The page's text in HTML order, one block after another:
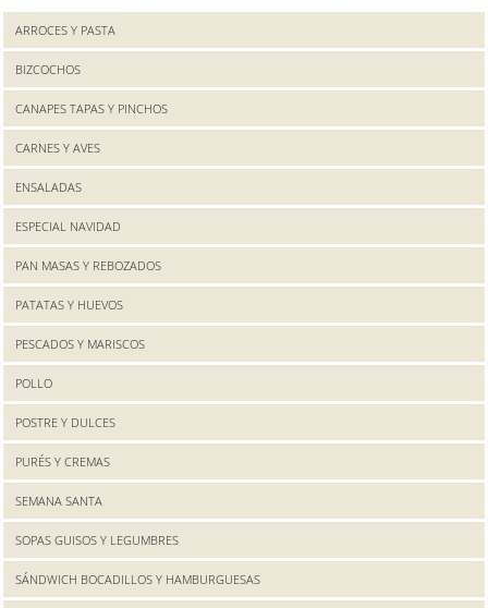
ARROCES Y PASTA
BIZCOCHOS
CANAPES TAPAS Y PINCHOS
CARNES Y AVES
ENSALADAS
ESPECIAL NAVIDAD
PAN MASAS Y REBOZADOS
PATATAS Y HUEVOS
PESCADOS Y MARISCOS
POLLO
POSTRE Y DULCES
PURÉS Y CREMAS
SEMANA SANTA
SOPAS GUISOS Y LEGUMBRES
SÁNDWICH BOCADILLOS Y HAMBURGUESAS